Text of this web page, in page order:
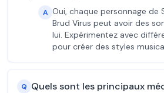
A Oui, chaque personnage de
Brud Virus peut avoir des
lui. Expérimentez avec
pour créer des styles
Q Quels sont les principaux